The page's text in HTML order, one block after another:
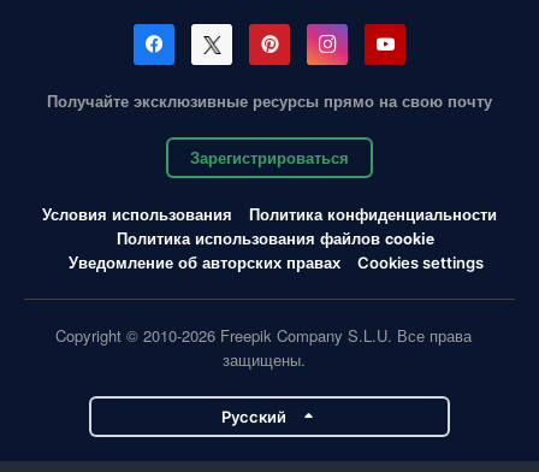
Получайте эксклюзивные ресурсы прямо на свою почту
Зарегистрироваться
Условия использования
Политика конфиденциальности
Политика использования файлов cookie
Уведомление об авторских правах
Cookies settings
Copyright © 2010-2026 Freepik Company S.L.U. Все права
защищены.
Pусский